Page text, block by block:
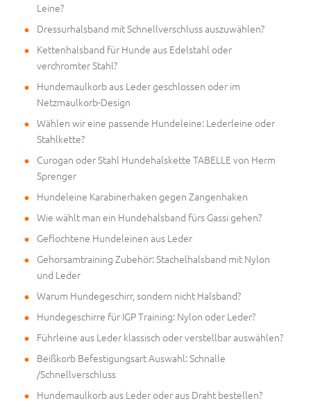
Leine?
Dressurhalsband mit Schnellverschluss auszuwählen?
Kettenhalsband für Hunde aus Edelstahl oder
verchromter Stahl?
Hundemaulkorb aus Leder geschlossen oder im
Netzmaulkorb-Design
Wählen wir eine passende Hundeleine: Lederleine oder
Stahlkette?
Curogan oder Stahl Hundehalskette TABELLE von Herm
Sprenger
Hundeleine Karabinerhaken gegen Zangenhaken
Wie wählt man ein Hundehalsband fürs Gassi gehen?
Geflochtene Hundeleinen aus Leder
Gehorsamtraining Zubehör: Stachelhalsband mit Nylon
und Leder
Warum Hundegeschirr, sondern nicht Halsband?
Hundegeschirre für IGP Training: Nylon oder Leder?
Führleine aus Leder klassisch oder verstellbar auswählen?
Beißkorb Befestigungsart Auswahl: Schnalle
/Schnellverschluss
Hundemaulkorb aus Leder oder aus Draht bestellen?